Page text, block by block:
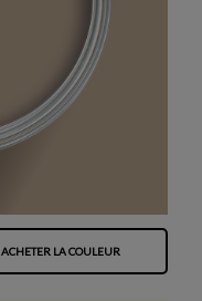
ACHETER LA COULEUR